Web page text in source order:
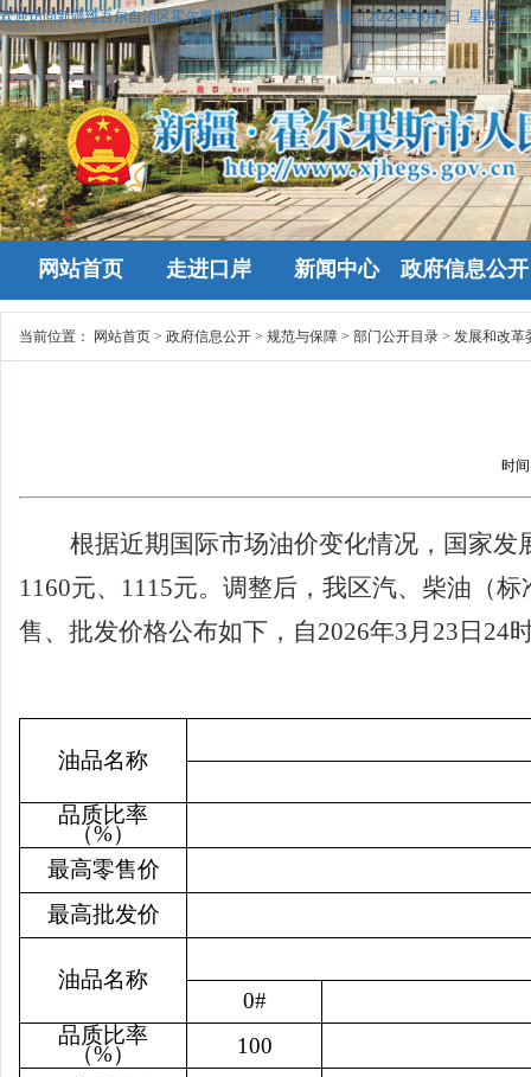
欢迎访问新疆维吾尔自治区霍尔果斯政府网站！ 今天是：2026年8月7日 星期五
网站首页 走进口岸 新闻中心 政府信息公开
当前位置： 网站首页 > 政府信息公开 > 规范与保障 > 部门公开目录 > 发展和改革
时
根据近期国际市场油价变化情况，国家发
1160元、 1115元。调整后，我区汽、柴油（
售、批发价格公布如下，自2026年3月 23 日 24
油品名称
品质比率
（%）
最高零售价
最高批发价
油品名称
0#
品质比率
（%）
100